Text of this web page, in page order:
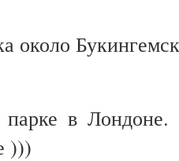
около
в Лондоне.
)))